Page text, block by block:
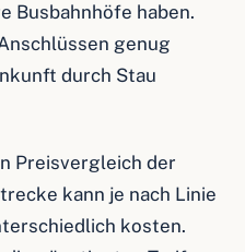
Busbahnhöfe haben.
genug
durch Stau
Preisvergleich der
kann je nach Linie
kosten.